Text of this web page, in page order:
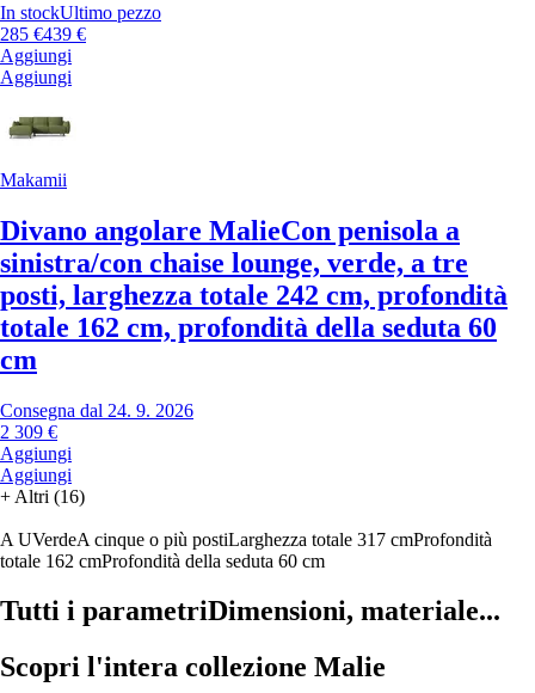
In stockUltimo pezzo
285 €439 €
Aggiungi
Aggiungi
Makamii
Divano angolare MalieCon penisola a
sinistra/con chaise lounge, verde, a tre
posti, larghezza totale 242 cm, profondità
totale 162 cm, profondità della seduta 60
cm
Consegna dal 24. 9. 2026
2 309 €
Aggiungi
Aggiungi
+ Altri (16)
A UVerdeA cinque o più postiLarghezza totale 317 cmProfondità
totale 162 cmProfondità della seduta 60 cm
Tutti i parametriDimensioni, materiale...
Scopri l'intera collezione Malie